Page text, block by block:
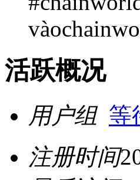
活跃概况
用户组 等
注册时间